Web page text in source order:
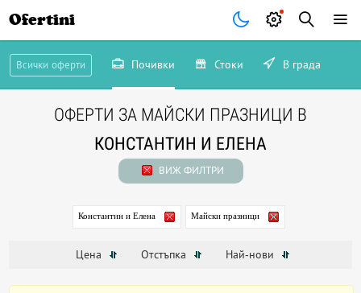
Ofertini
Всички оферти Почивки Стоки В града
ОФЕРТИ ЗА МАЙСКИ ПРАЗНИЦИ В
КОНСТАНТИН И ЕЛЕНА
ВИЖ ФИЛТРИ
Константин и Елена Майски празници
Цена Отстъпка Най-нови